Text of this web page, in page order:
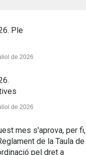
Ple
de 2026
de 2026
mes s'aprova, per fi,
de la Taula de
pel dret a